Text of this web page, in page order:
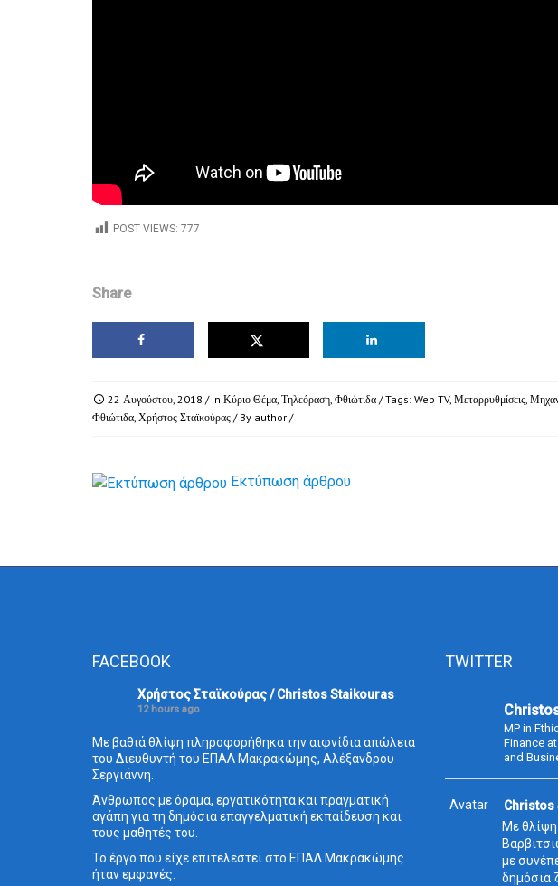
POST VIEWS: 777
Share
22 Αυγούστου, 2018 / In Κύριο Θέμα, Τηλεόραση, Φθιώτιδα / Tags: Web TV, Μεταρρυθμίσεις,
Φθιώτιδα, Χρήστος Σταϊκούρας / By author /
Εκτύπωση άρθρου
FACEBOOK
Χρήστος Σταϊκούρας / Christos Staikouras
12 hours ago
Με βαθιά θλίψη πληροφορήθηκα την αιφνίδια απώλεια
του Διευθυντή του ΕΠΑΛ Μακρακώμης, Αλέξανδρου
Σεργιάννη.
Άνθρωπος με όραμα, εργατικότητα και πραγματική
αγάπη για τη δημόσια επαγγελματική εκπαίδευση και
τους μαθητές του.
Το έργο που είχε επιτελεστεί στο ΕΠΑΛ Μακρακώμης
ήταν εμφανές.
TWITTER
MP in
Finance
and
Avatar Christos
Με
με
δημόσια